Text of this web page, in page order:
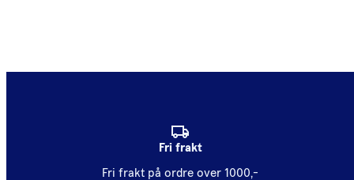
Fri frakt
Fri frakt på ordre over 1000,-